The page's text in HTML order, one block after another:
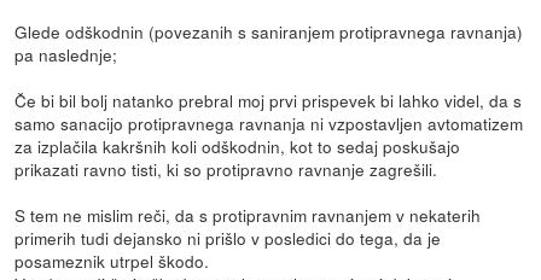
Glede odškodnin (povezanih s saniranjem protipravnega ravnanja)
pa naslednje;
Če bi bil bolj natanko prebral moj prvi prispevek bi lahko videl, da s
samo sanacijo protipravnega ravnanja ni vzpostavljen avtomatizem
za izplačila kakršnih koli odškodnin, kot to sedaj poskušajo
prikazati ravno tisti, ki so protipravno ravnanje zagrešili.
S tem ne mislim reči, da s protipravnim ravnanjem v nekaterih
primerih tudi dejansko ni prišlo v posledici do tega, da je
posameznik utrpel škodo.